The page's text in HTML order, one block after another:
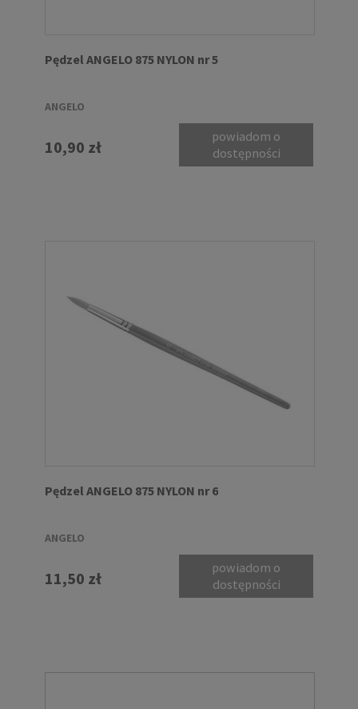
Pędzel ANGELO 875 NYLON nr 5
ANGELO
10,90 zł
powiadom o
dostępności
Pędzel ANGELO 875 NYLON nr 6
ANGELO
11,50 zł
powiadom o
dostępności